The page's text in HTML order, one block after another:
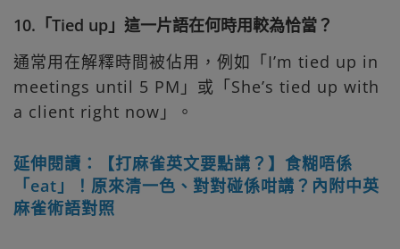
10.「Tied up」這一片語在何時用較為恰當？
通常用在解釋時間被佔用，例如「I’m tied up in
meetings until 5 PM」或「She’s tied up with
a client right now」。
延伸閱讀：【打麻雀英文要點講？】食糊唔係
「eat」！原來清一色、對對碰係咁講？內附中英
麻雀術語對照